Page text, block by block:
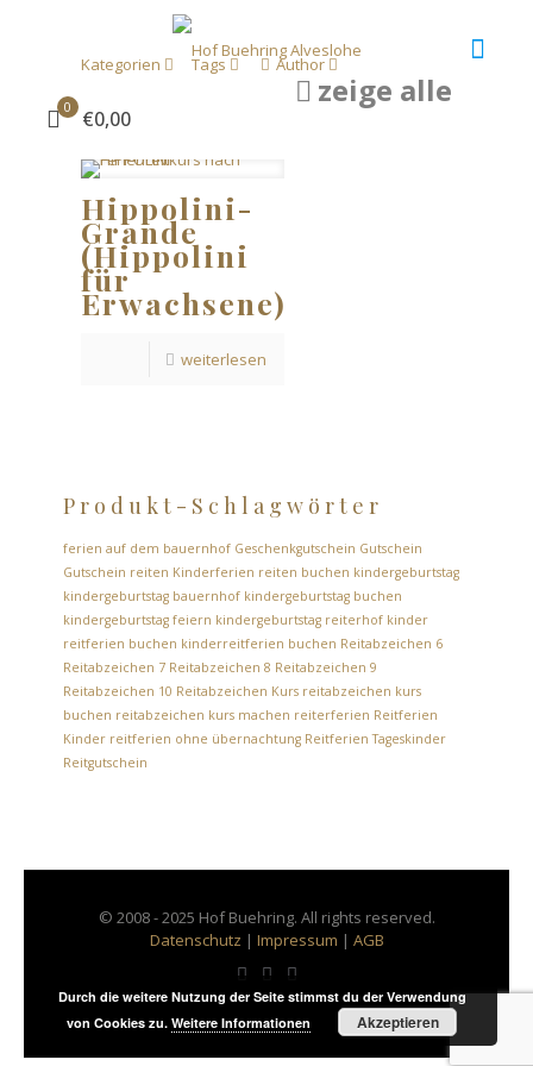
0 €0,00
Kategorien Tags Author
zeige alle
Hippolini-
Grande
(Hippolini
für
Erwachsene)
weiterlesen
Produkt-Schlagwörter
ferien auf dem bauernhof Geschenkgutschein Gutschein
Gutschein reiten Kinderferien reiten buchen kindergeburtstag
kindergeburtstag bauernhof kindergeburtstag buchen
kindergeburtstag feiern kindergeburtstag reiterhof kinder
reitferien buchen kinderreitferien buchen Reitabzeichen 6
Reitabzeichen 7 Reitabzeichen 8 Reitabzeichen 9
Reitabzeichen 10 Reitabzeichen Kurs reitabzeichen kurs
buchen reitabzeichen kurs machen reiterferien Reitferien
Kinder reitferien ohne übernachtung Reitferien Tageskinder
Reitgutschein
© 2008 - 2025 Hof Buehring. All rights reserved.
Datenschutz | Impressum | AGB
Durch die weitere Nutzung der Seite stimmst du der Verwendung
von Cookies zu.Weitere Informationen Akzeptieren